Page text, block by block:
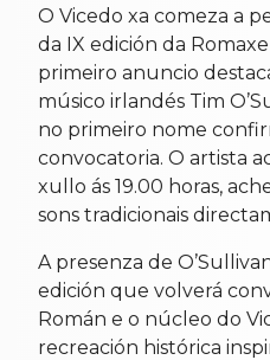
O Vicedo xa comeza a
da IX edición da
primeiro anuncio
músico irlandés Tim
no primeiro nome
convocatoria. O artista
xullo ás 19.00 horas,
sons tradicionais
A presenza de
edición que volverá
Román e o núcleo do
recreación histórica